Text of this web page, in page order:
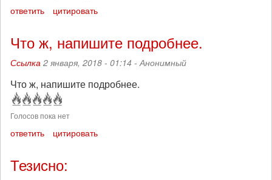
ответить цитировать
Что ж, напишите подробнее.
Ссылка 2 января, 2018 - 01:14 - Анонимный
Что ж, напишите подробнее.
Голосов пока нет
ответить цитировать
Тезисно: